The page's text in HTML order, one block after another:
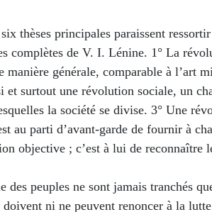
thèses principales paraissent ressortir
complètes de V. I. Lénine. 1° La
manière générale, comparable à l’art
surtout une révolution sociale, un
la société se divise. 3° Une
au parti d’avant-garde de fournir à
objective ; c’est à lui de reconnaître
des peuples ne sont jamais tranchés
ni ne peuvent renoncer à la